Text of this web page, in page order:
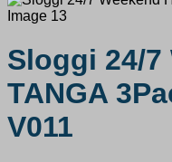
Sloggi 24/7
TANGA
V011